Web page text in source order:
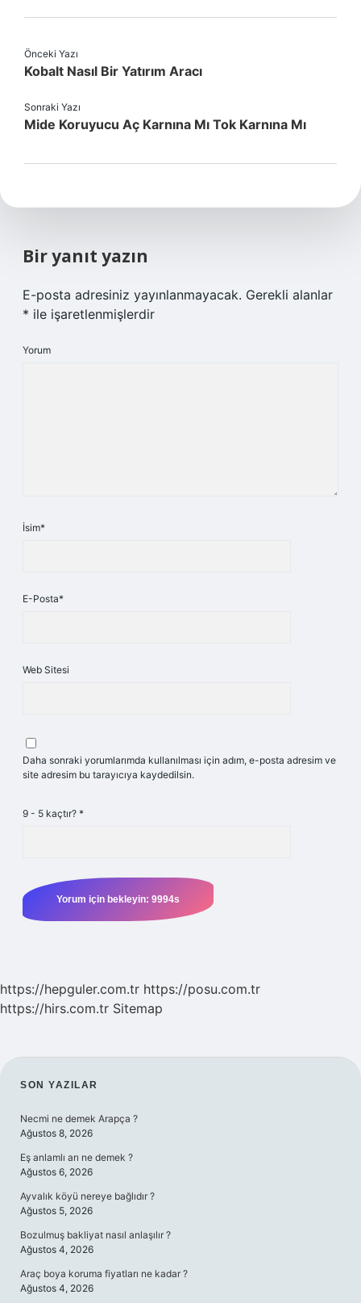
Önceki Yazı
Kobalt Nasıl Bir Yatırım Aracı
Sonraki Yazı
Mide Koruyucu Aç Karnına Mı Tok Karnına Mı
Bir yanıt yazın
E-posta adresiniz yayınlanmayacak. Gerekli alanlar
* ile işaretlenmişlerdir
Yorum
İsim*
E-Posta*
Web Sitesi
Daha sonraki yorumlarımda kullanılması için adım, e-posta adresim ve
site adresim bu tarayıcıya kaydedilsin.
9 - 5 kaçtır? *
https://hepguler.com.tr https://posu.com.tr
https://hirs.com.tr Sitemap
SIDEBAR
SON YAZILAR
Necmi ne demek Arapça ?
Ağustos 8, 2026
Eş anlamlı arı ne demek ?
Ağustos 6, 2026
Ayvalık köyü nereye bağlıdır ?
Ağustos 5, 2026
Bozulmuş bakliyat nasıl anlaşılır ?
Ağustos 4, 2026
Araç boya koruma fiyatları ne kadar ?
Ağustos 4, 2026